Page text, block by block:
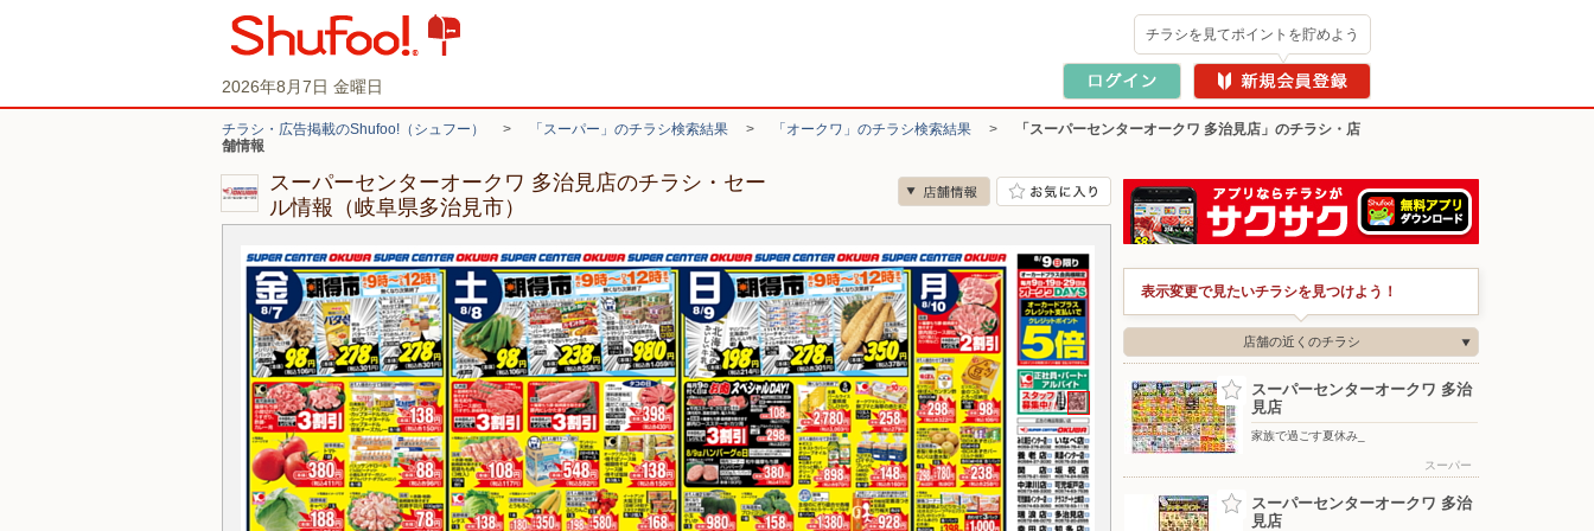
2026年8月7日 金曜日
チラシを見てポイントを貯めよう
チラシ・広告掲載のShufoo!（シュフー） > 「スーパー」のチラシ検索結果 > 「オークワ」のチラシ検索結果 >
「スーパーセンターオークワ 多治見店」のチラシ・店
舗情報
スーパーセンターオークワ 多治見店のチラシ・セー
ル情報（岐阜県多治見市）
表示変更で見たいチラシを見つけよう！
店舗の近くのチラシ
スーパーセンターオークワ 多治
見店
家族で過ごす夏休み_
スーパー
スーパーセンターオークワ 多治
見店